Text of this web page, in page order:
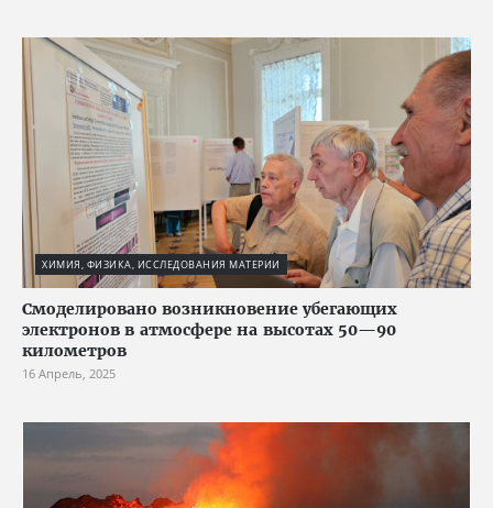
ХИМИЯ, ФИЗИКА, ИССЛЕДОВАНИЯ МАТЕРИИ
Смоделировано возникновение убегающих
электронов в атмосфере на высотах 50—90
километров
16 Апрель, 2025